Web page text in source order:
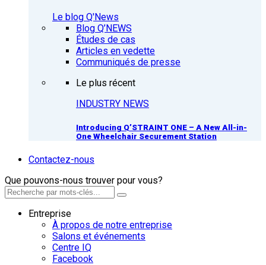
Le blog Q'News
Blog Q’NEWS
Études de cas
Articles en vedette
Communiqués de presse
Le plus récent
INDUSTRY NEWS
Introducing Q’STRAINT ONE – A New All-in-
One Wheelchair Securement Station
Contactez-nous
Que pouvons-nous trouver pour vous?
Entreprise
À propos de notre entreprise
Salons et événements
Centre IQ
Facebook